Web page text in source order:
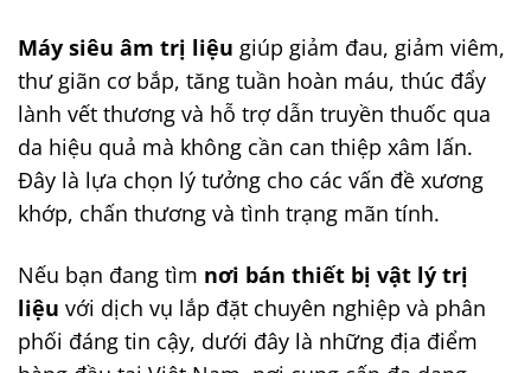
Máy siêu âm trị liệu giúp giảm đau, giảm viêm,
thư giãn cơ bắp, tăng tuần hoàn máu, thúc đẩy
lành vết thương và hỗ trợ dẫn truyền thuốc qua
da hiệu quả mà không cần can thiệp xâm lấn.
Đây là lựa chọn lý tưởng cho các vấn đề xương
khớp, chấn thương và tình trạng mãn tính.
Nếu bạn đang tìm nơi bán thiết bị vật lý trị
liệu với dịch vụ lắp đặt chuyên nghiệp và phân
phối đáng tin cậy, dưới đây là những địa điểm